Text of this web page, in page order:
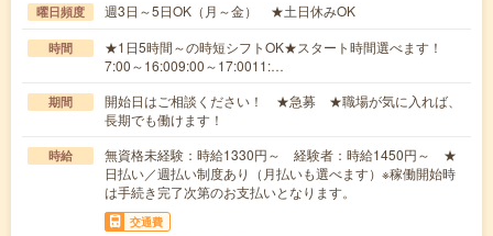
曜日頻度 週3日～5日OK（月～金） ★土日休みOK
時間
★1日5時間～の時短シフトOK★スタート時間選べます！
7:00～16:009:00～17:0011:…
期間
開始日はご相談ください！ ★急募 ★職場が気に入れば、
長期でも働けます！
時給
無資格未経験：時給1330円～ 経験者：時給1450円～ ★
日払い／週払い制度あり（月払いも選べます）※稼働開始時
は手続き完了次第のお支払いとなります。
交通費